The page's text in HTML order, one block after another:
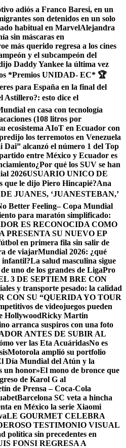
adiós a Franco Baresi, en un
son detenidos en un solo
habitual en Marvel​Alejandra
sin máscaras en
más querido regresa a los cines
y el subcampeón del
Daddy Yankee la última vez
*Premios UNIDAD- EC* 🏆
para España en la final del
Astillero?: esto dice el
en casa con tecnología
(108 litros por
ecosistema AIoT en Ecuador con
los terremotos en Venezuela
Dai” alcanzó el número 1 del Top
entre México y Ecuador es
¿Por qué los SUV se han
2026USUARIO UNICO DE
que le dijo Piero Hincapié?Ana
JUANES, ‘JUANESTEBAN,’
Better Feeling– Copa Mundial
para maratón simplificado:
ES RECONOCIDA COMO
PRESENTA SU NUEVO EP
en primera fila sin salir de
de viajarMundial 2026: ¿qué
infantil?La salud masculina sigue
uno de los grandes de LigaPro
3 DE SEPTIEM BRE CON
y transporte pesado: la calidad
SU “QUERIDA YO TOUR
de videojuegos pueden
HollywoodRicky Martin
arranca suspiros con una foto
ANTES DE SUBIR AL
ver las Eta AcuáridasNo es
Motorola amplió su portfolio
Día Mundial del Atún y la
un honor»El mono de bronce que
de Karol G al
de Prensa – Coca-Cola
Barcelona SC veta a hincha
en México la serie Xiaomi
LE GOURMET CELEBRA
TESTIMONIO VISUAL
política sin precedentes en
FONSI REGRESA A